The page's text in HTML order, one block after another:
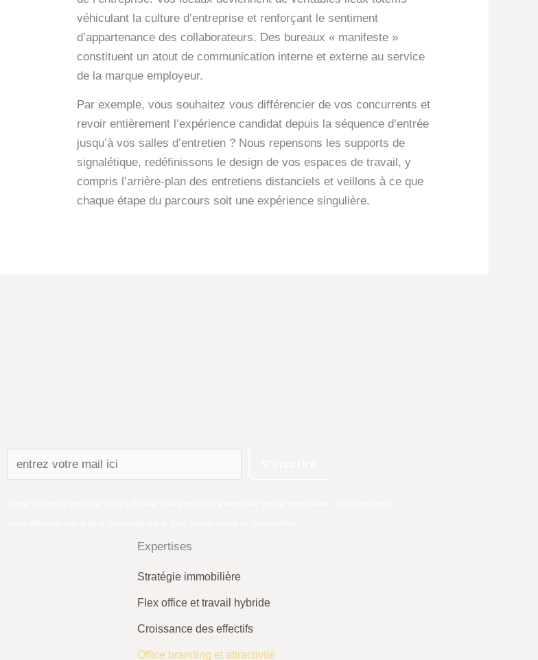
véhiculant la culture d’entreprise et renforçant le sentiment
d’appartenance des collaborateurs. Des bureaux « manifeste »
constituent un atout de communication interne et externe au service
de la marque employeur.
Par exemple, vous souhaitez vous différencier de vos concurrents et
revoir entièrement l’expérience candidat depuis la séquence d’entrée
jusqu’à vos salles d’entretien ? Nous repensons les supports de
signalétique, redéfinissons le design de vos espaces de travail, y
compris l’arrière-plan des entretiens distanciels et veillons à ce que
chaque étape du parcours soit une expérience singulière.
Expertises
Stratégie immobilière
Flex office et travail hybride
Croissance des effectifs
Office branding et attractivité